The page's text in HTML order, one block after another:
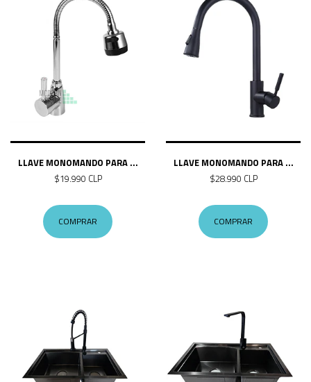
LLAVE MONOMANDO PARA ...
$19.990 CLP
COMPRAR
LLAVE MONOMANDO PARA ...
$28.990 CLP
COMPRAR